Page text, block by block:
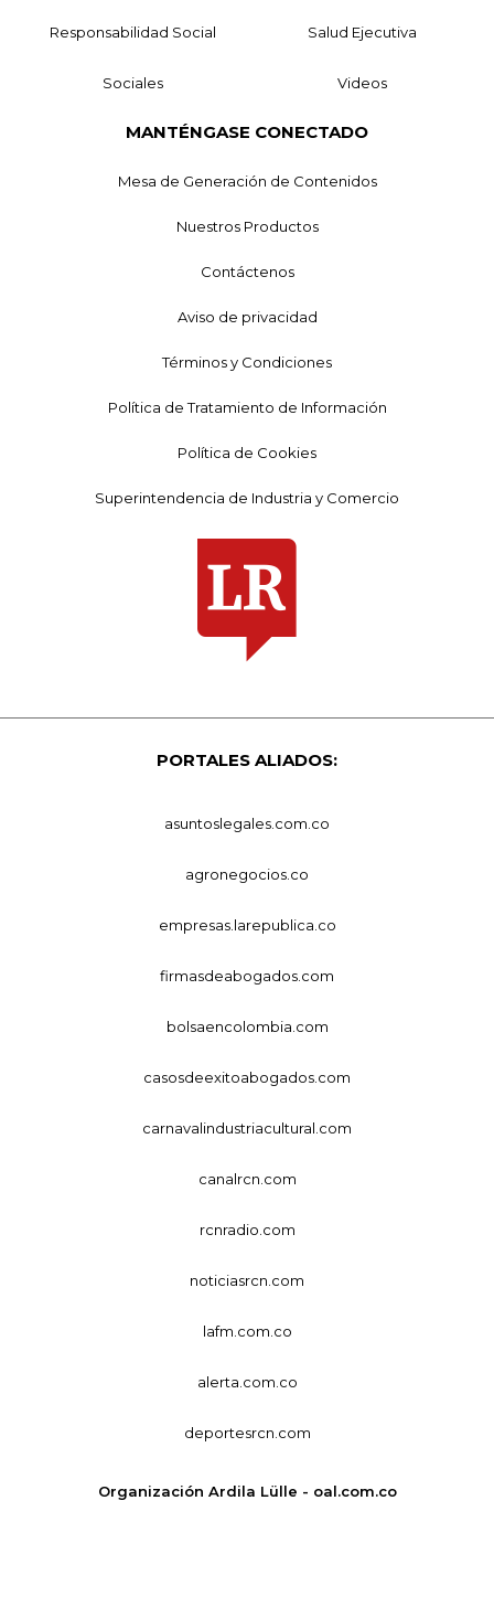
Responsabilidad Social Salud Ejecutiva
Sociales Videos
MANTÉNGASE CONECTADO
Mesa de Generación de Contenidos
Nuestros Productos
Contáctenos
Aviso de privacidad
Términos y Condiciones
Política de Tratamiento de Información
Política de Cookies
Superintendencia de Industria y Comercio
PORTALES ALIADOS:
asuntoslegales.com.co
agronegocios.co
empresas.larepublica.co
firmasdeabogados.com
bolsaencolombia.com
casosdeexitoabogados.com
carnavalindustriacultural.com
canalrcn.com
rcnradio.com
noticiasrcn.com
lafm.com.co
alerta.com.co
deportesrcn.com
Organización Ardila Lülle - oal.com.co